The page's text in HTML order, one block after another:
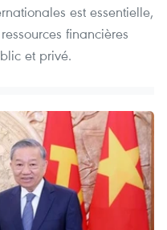
est essentielle,
financières
et privé.